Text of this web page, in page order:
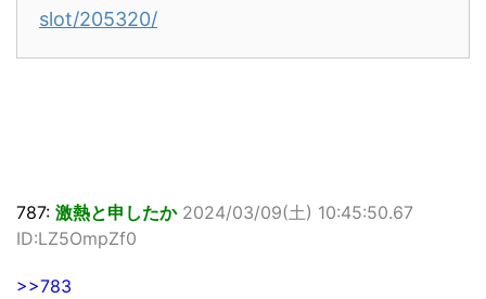
slot/205320/
787: 激熱と申したか 2024/03/09(土) 10:45:50.67
ID:LZ5OmpZf0
>>783